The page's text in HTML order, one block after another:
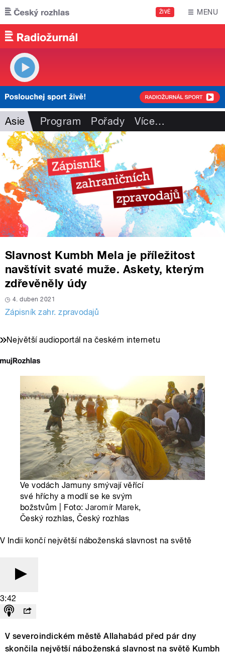
Přejít k hlavnímu obsahu
ŽIVĚ MENU
Asie Program Pořady Více…
Slavnost Kumbh Mela je příležitost
navštívit svaté muže. Askety, kterým
zdřevěněly údy
4. duben 2021
Zápisník zahr. zpravodajů
Největší audioportál na českém internetu
Ve vodách Jamuny smývají věřící
své hříchy a modlí se ke svým
božstvům | Foto:Jaromír Marek,
Český rozhlas, Český rozhlas
V Indii končí největší náboženská slavnost na světě
3:42
V severoindickém městě Allahabád před pár dny
skončila největší náboženská slavnost na světě Kumbh